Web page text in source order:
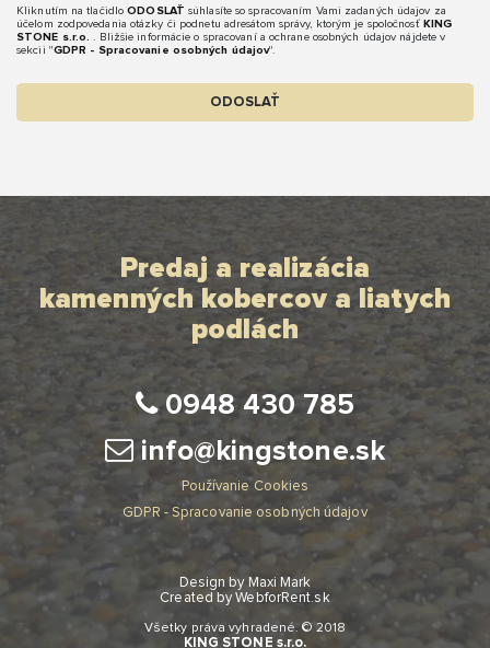
Kliknutím na tlačidloODOSLAŤsúhlasíte so spracovaním Vami zadaných údajov za
účelom zodpovedania otázky či podnetu adresátom správy, ktorým je spoločnosť KING
STONE s.r.o.. Bližšie informácie o spracovaní a ochrane osobných údajov nájdete v
sekcii "GDPR - Spracovanie osobných údajov".
ODOSLAŤ
Predaj a realizácia
kamenných kobercov a liatych
podlách
0948 430 785
info@kingstone.sk
Používanie Cookies
GDPR - Spracovanie osobných údajov
Design by Maxi Mark
Created byWebforRent.sk
Všetky práva vyhradené. © 2018
KING STONE s.r.o.